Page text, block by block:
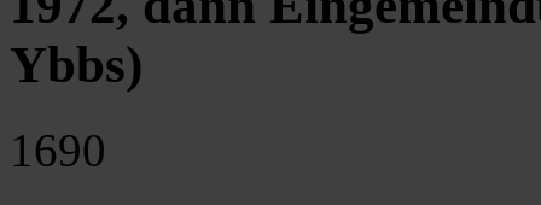
Ybbs)
1690